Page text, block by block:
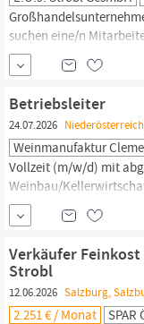
suchen eine/n
Gemüse | Lager- und
Zur Verstärkung
verbindet praktische
Betriebsleiter
24.07.2026
Weinmanufaktur
Vollzeit (m/w/d) mit
Weinbau/
Organisation des
etc.) -Direkte
Eigenverantwortliche
Weingarten, wenn
Möglichkeit...
Verkäufer
Strobl
12.06.2026 Salzburg,
2.251 € / Monat SPAR